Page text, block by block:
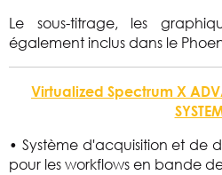
Le sous-titrage, les
également inclus dans le
Virtualized Spectrum X
• Système d'acquisition et de
pour les workflows en bande